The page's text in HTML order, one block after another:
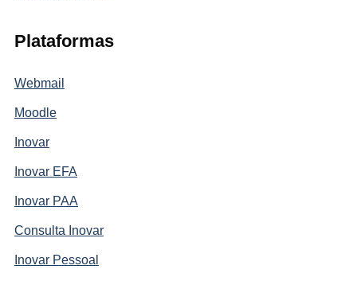
Plataformas
Webmail
Moodle
Inovar
Inovar EFA
Inovar PAA
Consulta Inovar
Inovar Pessoal